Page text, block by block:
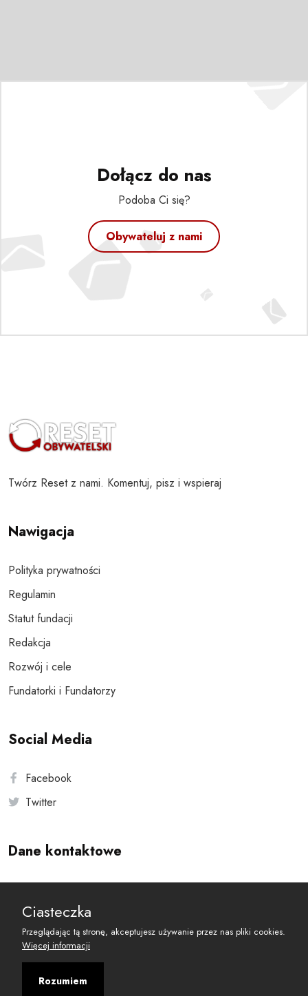
Dołącz do nas
Podoba Ci się?
Obywateluj z nami
Twórz Reset z nami. Komentuj, pisz i wspieraj
Nawigacja
Polityka prywatności
Regulamin
Statut fundacji
Redakcja
Rozwój i cele
Fundatorki i Fundatorzy
Social Media
Facebook
Twitter
Dane kontaktowe
reset@resetobywatelski.pl
Ciasteczka
Przeglądając tą stronę, akceptujesz używanie przez nas pliki cookies.
Więcej informacji
Rozumiem